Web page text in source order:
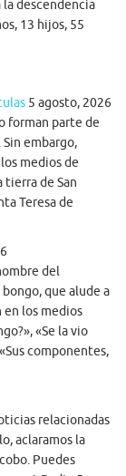
descendencia
13 hijos, 55
5 agosto, 2026
forman parte de
embargo,
medios de
tierra de San
Teresa de
del
que alude a
en los medios
«Se la vio
componentes,
relacionadas
aclaramos la
Puedes